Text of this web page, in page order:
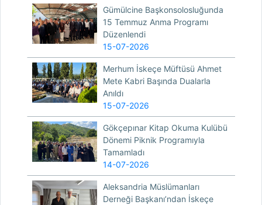
Gümülcine Başkonsolosluğunda
15 Temmuz Anma Programı
Düzenlendi
15-07-2026
Merhum İskeçe Müftüsü Ahmet
Mete Kabri Başında Dualarla
Anıldı
15-07-2026
Gökçepınar Kitap Okuma Kulübü
Dönemi Piknik Programıyla
Tamamladı
14-07-2026
Aleksandria Müslümanları
Derneği Başkanı’ndan İskeçe